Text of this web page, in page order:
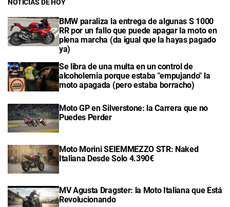
NOTICIAS DE HOY
BMW paraliza la entrega de algunas S 1000
RR por un fallo que puede apagar la moto en
plena marcha (da igual que la hayas pagado
ya)
Se libra de una multa en un control de
alcoholemia porque estaba "empujando" la
moto apagada (pero estaba borracho)
Moto GP en Silverstone: la Carrera que no
Puedes Perder
Moto Morini SEIEMMEZZO STR: Naked
Italiana Desde Solo 4.390€
MV Agusta Dragster: la Moto Italiana que Está
Revolucionando